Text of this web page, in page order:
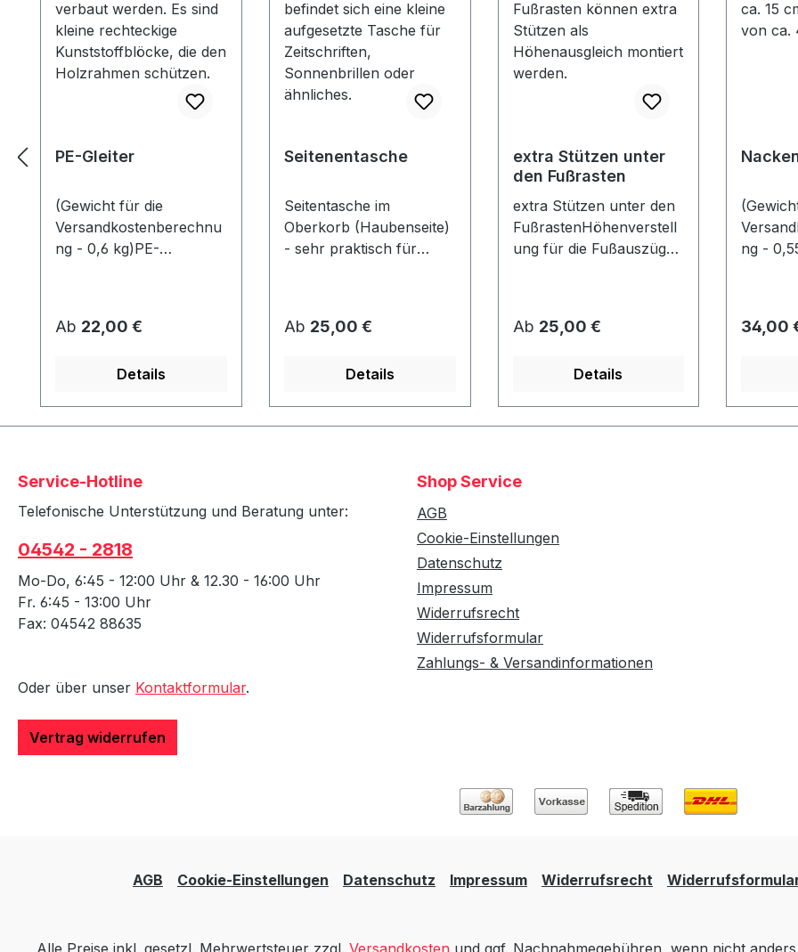
PE-Gleiter
(Gewicht für die
Versandkostenberechnu
ng - 0,6 kg)PE-
angeschraubt und
vor Abrieb &
Regulärer Preis:
Ab 22,00 €
Details
Seitenentasche
Seitentasche im
Oberkorb (Haubenseite)
- sehr praktisch für
angebracht
Strandkorbauswahl!Nur
Regulärer Preis:
Ab 25,00 €
Details
extra Stützen unter
den Fußrasten
extra Stützen unter den
FußrastenHöhenverstell
ung für die Fußauszüge
4 Rollen unter dem Korb
Fremdmodellen
Regulärer Preis:
Ab 25,00 €
Details
ng -
34,00
Service-Hotline
Telefonische Unterstützung und Beratung unter:
04542 - 2818
Mo-Do, 6:45 - 12:00 Uhr & 12.30 - 16:00 Uhr
Fr. 6:45 - 13:00 Uhr
Fax: 04542 88635
Oder über unser Kontaktformular.
Vertrag widerrufen
Shop Service
AGB
Cookie-Einstellungen
Datenschutz
Impressum
Widerrufsrecht
Widerrufsformular
Zahlungs- & Versandinformationen
AGB Cookie-Einstellungen Datenschutz Impressum Widerrufsrecht
Alle Preise inkl. gesetzl. Mehrwertsteuer zzgl. Versandkosten und ggf. Nachnahmegebühren, wenn nicht